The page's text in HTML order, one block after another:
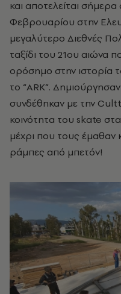
και αποτελείται
Φεβρουαρίου στην
μεγαλύτερο Διεθνές
ταξίδι του 21ου αιώνα
ορόσημο στην ιστορία
το “ARK”.
συνδέθηκαν με την
κοινότητα του skate
μέχρι που τους έμαθαν
ράμπες από μπετόν!